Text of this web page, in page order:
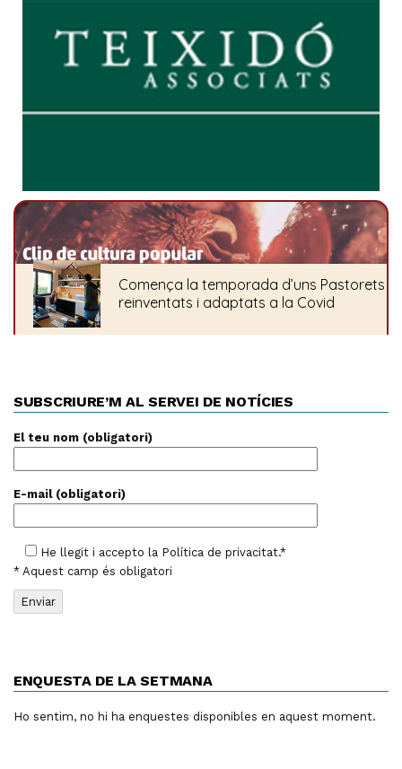
SUBSCRIURE’M AL SERVEI DE NOTÍCIES
El teu nom (obligatori)
E-mail (obligatori)
He llegit i accepto la Política de privacitat.*
* Aquest camp és obligatori
ENQUESTA DE LA SETMANA
Ho sentim, no hi ha enquestes disponibles en aquest moment.